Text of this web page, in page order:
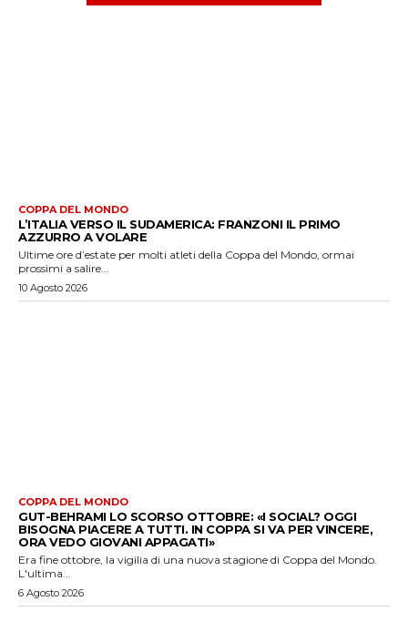
COPPA DEL MONDO
L’ITALIA VERSO IL SUDAMERICA: FRANZONI IL PRIMO
AZZURRO A VOLARE
Ultime ore d’estate per molti atleti della Coppa del Mondo, ormai
prossimi a salire...
10 Agosto 2026
COPPA DEL MONDO
GUT-BEHRAMI LO SCORSO OTTOBRE: «I SOCIAL? OGGI
BISOGNA PIACERE A TUTTI. IN COPPA SI VA PER VINCERE,
ORA VEDO GIOVANI APPAGATI»
Era fine ottobre, la vigilia di una nuova stagione di Coppa del Mondo.
L'ultima...
6 Agosto 2026